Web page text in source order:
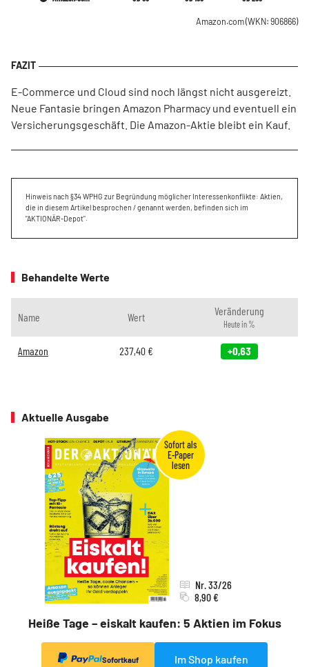
Amazon.com(WKN: 906866)
E-Commerce und Cloud sind noch längst nicht ausgereizt.
Neue Fantasie bringen Amazon Pharmacy und eventuell ein
Versicherungsgeschäft. Die Amazon-Aktie bleibt ein Kauf.
Hinweis nach §34 WPHG zur Begründung möglicher Interessenkonflikte: Aktien,
die in diesem Artikel besprochen / genannt werden, befinden sich im
"AKTIONÄR-Depot".
Behandelte Werte
Name Wert Veränderung
Heute in %
Amazon 237,40 € +0,63
Aktuelle Ausgabe
Heiße Tage – eiskalt kaufen: 5 Aktien im Fokus
Nr. 33/26
8,90 €
Sofortkauf Im Shop kaufen